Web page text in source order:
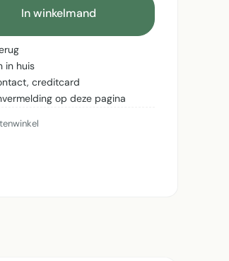
In winkelmand
in huis
creditcard
op deze pagina